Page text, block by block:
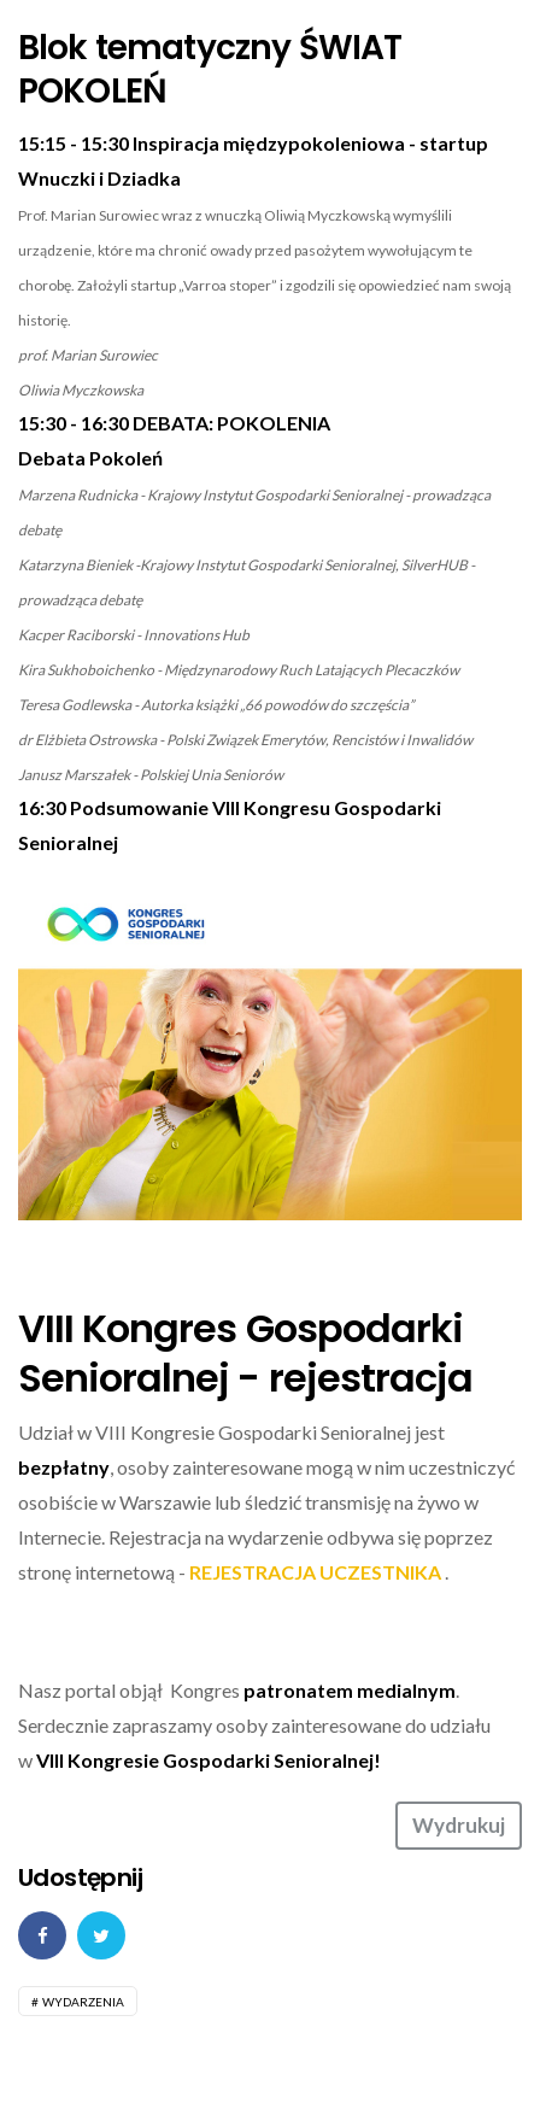
Blok tematyczny ŚWIAT
POKOLEŃ
15:15 - 15:30 Inspiracja międzypokoleniowa - startup
Wnuczki i Dziadka
Prof. Marian Surowiec wraz z wnuczką Oliwią Myczkowską wymyślili
urządzenie, które ma chronić owady przed pasożytem wywołującym te
chorobę. Założyli startup „Varroa stoper” i zgodzili się opowiedzieć nam swoją
historię.
prof. Marian Surowiec
Oliwia Myczkowska
15:30 - 16:30 DEBATA: POKOLENIA
Debata Pokoleń
Marzena Rudnicka - Krajowy Instytut Gospodarki Senioralnej - prowadząca
debatę
Katarzyna Bieniek -Krajowy Instytut Gospodarki Senioralnej, SilverHUB -
prowadząca debatę
Kacper Raciborski - Innovations Hub
Kira Sukhoboichenko - Międzynarodowy Ruch Latających Plecaczków
Teresa Godlewska - Autorka książki „66 powodów do szczęścia”
dr Elżbieta Ostrowska - Polski Związek Emerytów, Rencistów i Inwalidów
Janusz Marszałek - Polskiej Unia Seniorów
16:30 Podsumowanie VIII Kongresu Gospodarki
Senioralnej
VIII Kongres Gospodarki
Senioralnej - rejestracja
Udział w VIII Kongresie Gospodarki Senioralnej jest
bezpłatny , osoby zainteresowane mogą w nim uczestniczyć
osobiście w Warszawie lub śledzić transmisję na żywo w
Internecie. Rejestracja na wydarzenie odbywa się poprzez
stronę internetową - REJESTRACJA UCZESTNIKA
Nasz portal objął Kongres patronatem medialnym
Serdecznie zapraszamy osoby zainteresowane do udziału
wVIII Kongresie Gospodarki Senioralnej!
Wydrukuj
Udostępnij
WYDARZENIA